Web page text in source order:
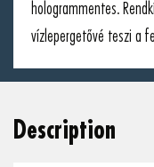
hologrammentes.
vízlepergetővé teszi a
Description